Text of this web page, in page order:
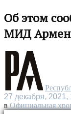
Об этом
МИД
27 декабря, 2021,
в Официальная